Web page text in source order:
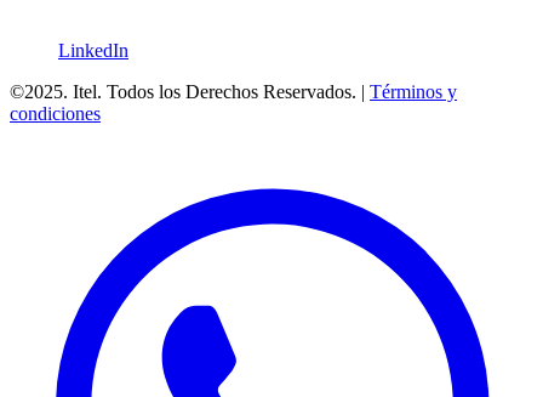
LinkedIn
©2025. Itel. Todos los Derechos Reservados. | Términos y
condiciones